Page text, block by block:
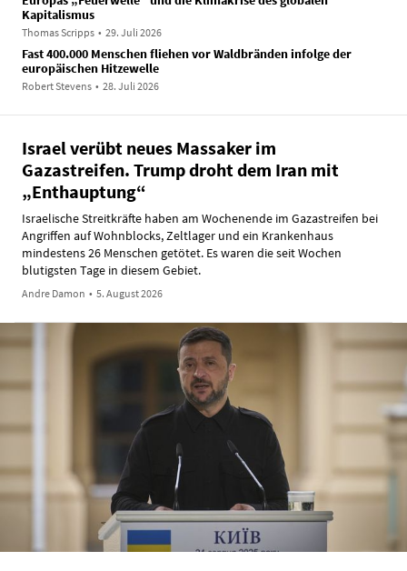
Kapitalismus
Thomas Scripps • 29. Juli 2026
Fast 400.000 Menschen fliehen vor Waldbränden infolge der
europäischen Hitzewelle
Robert Stevens • 28. Juli 2026
Israel verübt neues Massaker im
Gazastreifen. Trump droht dem Iran mit
„Enthauptung“
Israelische Streitkräfte haben am Wochenende im Gazastreifen bei
Angriffen auf Wohnblocks, Zeltlager und ein Krankenhaus
mindestens 26 Menschen getötet. Es waren die seit Wochen
blutigsten Tage in diesem Gebiet.
Andre Damon • 5. August 2026